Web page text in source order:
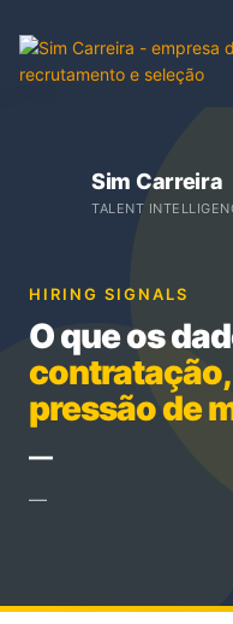
Sim Carreira
TALENT
HIRING SIGNALS
O que os
pressão de
—
—